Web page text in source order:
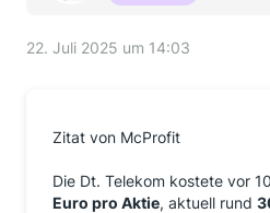
22. Juli 2025 um 14:03
Zitat von McProfit
Die Dt. Telekom kostete vor
Euro pro Aktie, aktuell rund